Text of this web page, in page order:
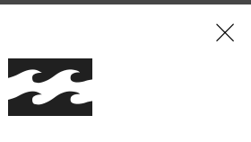
4.8/5